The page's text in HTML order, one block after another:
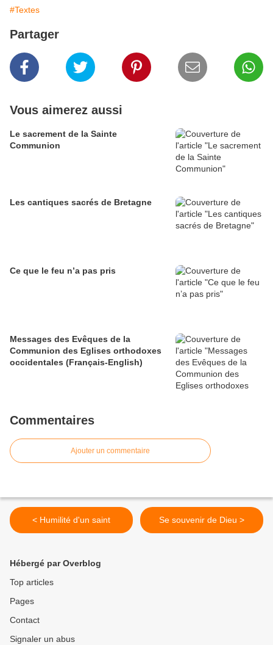
#Textes
Partager
Vous aimerez aussi
Le sacrement de la Sainte
Communion
Les cantiques sacrés de Bretagne
Ce que le feu n’a pas pris
Messages des Evêques de la
Communion des Eglises orthodoxes
occidentales (Français-English)
Commentaires
Ajouter un commentaire
< Humilité d'un saint Se souvenir de Dieu >
Hébergé par Overblog
Top articles
Pages
Contact
Signaler un abus